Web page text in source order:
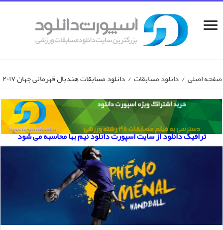
صفحه اصلی / دانلود مسابقات / دانلود مسابقات هندبال قهرمانی جهان ۲۰۱۷
ترافیک دانلود از سایت اسپورت دانلود نیم بها محاسبه می شود